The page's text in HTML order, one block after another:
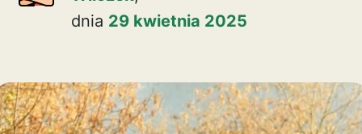
dnia 29 kwietnia 2025